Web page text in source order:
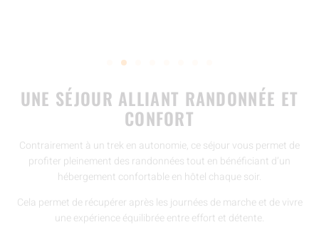
UNE SÉJOUR ALLIANT RANDONNÉE ET
CONFORT
Contrairement à un trek en autonomie, ce séjour vous permet de
profiter pleinement des randonnées tout en bénéficiant d’un
hébergement confortable en hôtel chaque soir.
Cela permet de récupérer après les journées de marche et de vivre
une expérience équilibrée entre effort et détente.